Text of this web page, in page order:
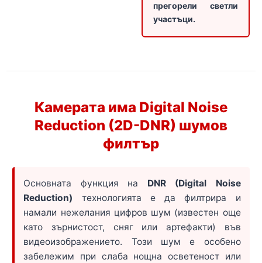
прегорели светли
участъци.
Камерата има Digital Noise
Reduction (2D-DNR) шумов
филтър
Основната функция на DNR (Digital Noise
Reduction) технологията е да филтрира и
намали нежелания цифров шум (известен още
като зърнистост, сняг или артефакти) във
видеоизображението. Този шум е особено
забележим при слаба нощна осветеност или